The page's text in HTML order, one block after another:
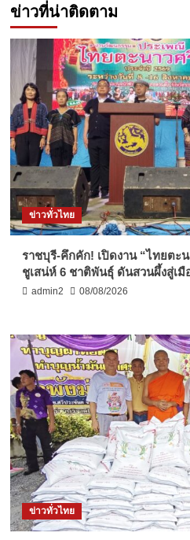
ข่าวที่น่าติดตาม
ข่าวทั่วไทย
ราชบุรี-คึกคัก! เปิดงาน “ไทยตะ
ชูเสน่ห์ 6 ชาติพันธุ์ ดันสวนผึ้งสู่เมื
admin2 08/08/2026
ข่าวทั่วไทย